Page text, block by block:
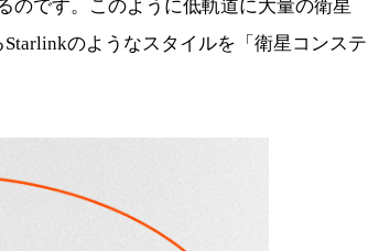
のです。このように低軌道に大量の衛星
のようなスタイルを「衛星コンステ